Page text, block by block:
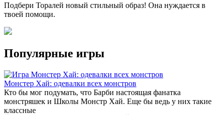
Подбери Торалей новый стильный образ! Она нуждается в
твоей помощи.
Популярные игры
Монстер Хай: одевалки всех монстров
Кто бы мог подумать, что Барби настоящая фанатка
монстряшек и Школы Монстр Хай. Еще бы ведь у них такие
классные